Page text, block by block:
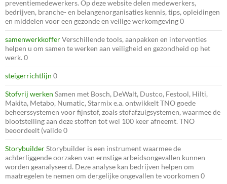
preventiemedewerkers. Op deze website delen medewerkers,
bedrijven, branche- en belangenorganisaties kennis, tips, opleidingen
en middelen voor een gezonde en veilige werkomgeving 0
samenwerkkofferVerschillende tools, aanpakken en interventies
helpen u om samen te werken aan veiligheid en gezondheid op het
werk. 0
steigerrichtlijn 0
Stofvrij werken Samen met Bosch, DeWalt, Dustco, Festool, Hilti,
Makita, Metabo, Numatic, Starmix e.a. ontwikkelt TNO goede
beheerssystemen voor fijnstof, zoals stofafzuigsystemen, waarmee de
blootstelling aan deze stoffen tot wel 100 keer afneemt. TNO
beoordeelt (valide 0
StorybuilderStorybuilder is een instrument waarmee de
achterliggende oorzaken van ernstige arbeidsongevallen kunnen
worden geanalyseerd. Deze analyse kan bedrijven helpen om
maatregelen te nemen om dergelijke ongevallen te voorkomen 0